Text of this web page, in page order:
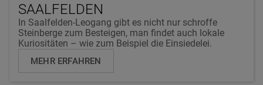
SAALFELDEN
In Saalfelden-Leogang gibt es nicht nur schroffe
Steinberge zum Besteigen, man findet auch lokale
Kuriositäten – wie zum Beispiel die Einsiedelei.
MEHR ERFAHREN